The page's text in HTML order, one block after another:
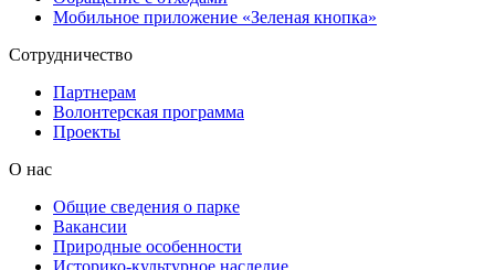
Мобильное приложение «Зеленая кнопка»
Сотрудничество
Партнерам
Волонтерская программа
Проекты
О нас
Общие сведения о парке
Вакансии
Природные особенности
Историко-культурное наследие